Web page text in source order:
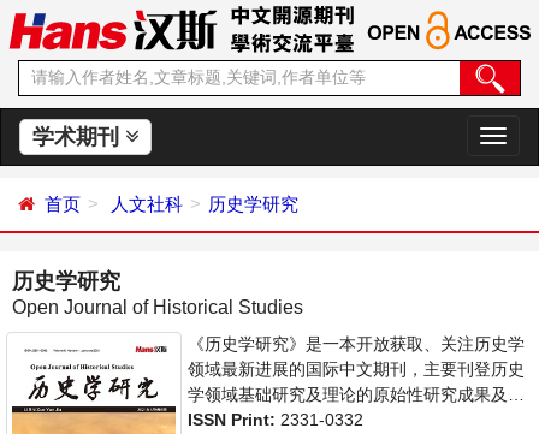
学术期刊
切
换
首页 人文社科 历史学研究
历史学研究
Open Journal of Historical Studies
《历史学研究》是一本开放获取、关注历史学
领域最新进展的国际中文期刊，主要刊登历史
学领域基础研究及理论的原始性研究成果及前
沿报道、学者讨论和专业评论等多方面的论
ISSN Print: 2331-0332